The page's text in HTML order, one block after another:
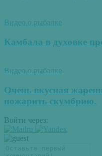
Видео о рыбалке
Камбала в духовке
Видео о рыбалке
Очень вкусная
пожарить скумбрию.
Войти через: